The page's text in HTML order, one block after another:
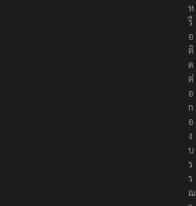
ว
ห
รื
อ
ติ
ด
ต่
อ
ก
อ
ง
บ
ร
ร